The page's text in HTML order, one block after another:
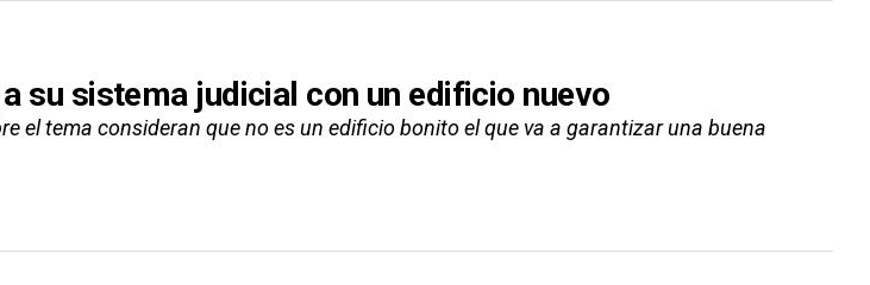
su sistema judicial con un edificio nuevo
el tema consideran que no es un edificio bonito el que va a garantizar una buena